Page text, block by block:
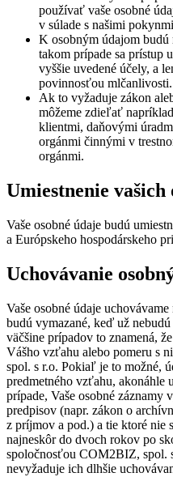
používať vaše osobné
v súlade s našimi
K osobným údajom budú
takom prípade sa prístup
vyššie uvedené účely, a
povinnosťou mlčanlivosti.
Ak to vyžaduje zákon
môžeme zdieľať
klientmi, daňovými
orgánmi činnými v
orgánmi.
Umiestnenie vašich
Vaše osobné údaje budú
a Európskeho hospodárskeho
Uchovávanie
Vaše osobné údaje
budú vymazané, keď už
väčšine prípadov to znamená,
Vášho vzťahu alebo pomeru s
spol. s r.o. Pokiaľ je to možné,
predmetného vzťahu, akonáhle
prípade, Vaše osobné
predpisov (napr. zákon o
z príjmov a pod.) a tie ktoré nie
najneskôr do dvoch rokov po
spoločnosťou COM2BIZ, spol.
nevyžaduje ich dlhšie